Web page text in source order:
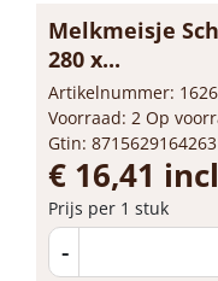
Melkmeisje
280 x...
Artikelnummer:
Voorraad: 2 Op
Gtin: 8715629164263
€ 16,41
Prijs per 1 stuk
-